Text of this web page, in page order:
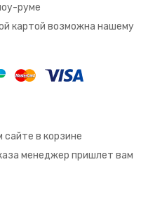
руме
картой возможна нашему
в корзине
менеджер пришлет вам